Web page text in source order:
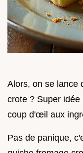
Alors, on se lance
crote ? Super idée
coup d'œil aux
Pas de panique,